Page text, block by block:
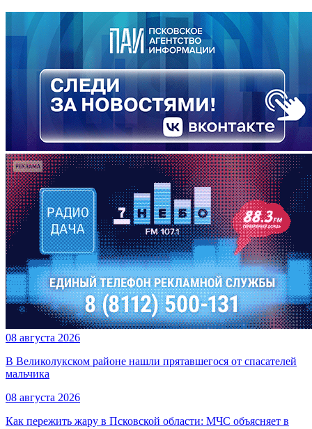
08 августа 2026
В Великолукском районе нашли прятавшегося от спасателей
мальчика
08 августа 2026
Как пережить жару в Псковской области: МЧС объясняет в